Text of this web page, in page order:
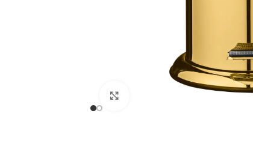
Noklikšķiniet, lai palielinātu